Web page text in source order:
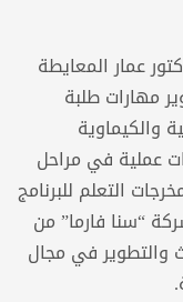
عمار المعايطة
مهارات طلبة
والكيماوية
عملية في مراحل
التعلم للبرنامج
“سنا فارما” من
والتطوير في مجال